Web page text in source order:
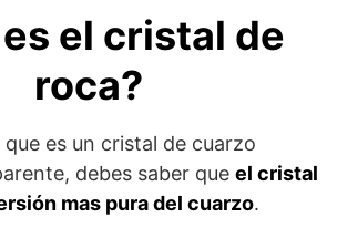
el cristal de
roca?
es un cristal de cuarzo
debes saber que el cristal
mas pura del cuarzo.